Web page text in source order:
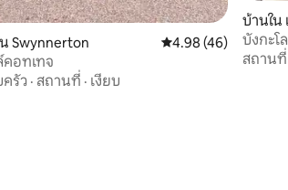
ก 5, 20 รีวิว
Swynnerton คะแนนเฉลี่ย 4.98 จา
4.98 (46)
อทเทจ
รัว · สถานที่ · เงียบ
บ้านใน
บังกะโ
สุนัข
สถานที่